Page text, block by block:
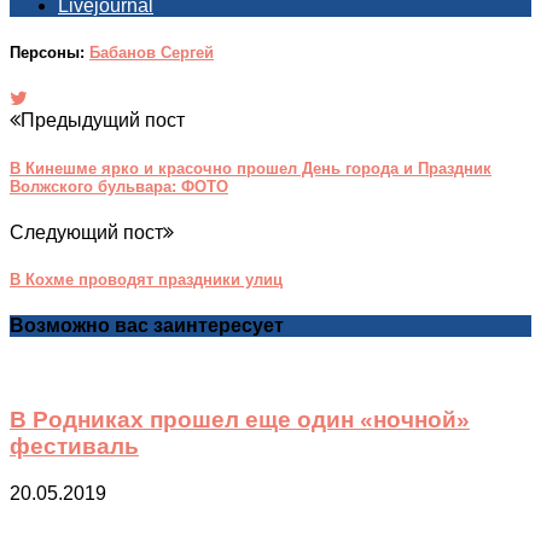
Livejournal
Персоны: Бабанов Сергей
Предыдущий пост
В Кинешме ярко и красочно прошел День города и Праздник
Волжского бульвара: ФОТО
Следующий пост
В Кохме проводят праздники улиц
Возможно вас заинтересует
В Родниках прошел еще один «ночной»
фестиваль
20.05.2019